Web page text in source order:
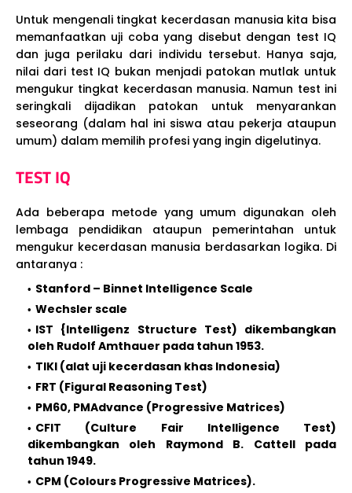
Untuk mengenali tingkat kecerdasan manusia kita bisa
memanfaatkan uji coba yang disebut dengan test IQ
dan juga perilaku dari individu tersebut. Hanya saja,
nilai dari test IQ bukan menjadi patokan mutlak untuk
mengukur tingkat kecerdasan manusia. Namun test ini
seringkali dijadikan patokan untuk menyarankan
seseorang (dalam hal ini siswa atau pekerja ataupun
umum) dalam memilih profesi yang ingin digelutinya.
TEST IQ
Ada beberapa metode yang umum digunakan oleh
lembaga pendidikan ataupun pemerintahan untuk
mengukur kecerdasan manusia berdasarkan logika. Di
antaranya :
Stanford – Binnet Intelligence Scale
Wechsler scale
IST {Intelligenz Structure Test) dikembangkan
oleh Rudolf Amthauer pada tahun 1953.
TIKI (alat uji kecerdasan khas Indonesia)
FRT (Figural Reasoning Test)
PM60, PMAdvance (Progressive Matrices)
CFIT (Culture Fair Intelligence Test)
dikembangkan oleh Raymond B. Cattell pada
tahun 1949.
CPM (Colours Progressive Matrices).